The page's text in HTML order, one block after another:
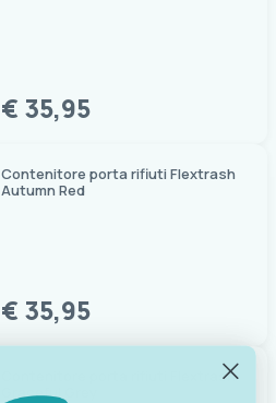
€ 35,95
Contenitore porta rifiuti Flextrash
Autumn Red
€ 35,95
Contenitore porta rifiuti Flextrash
Graceful Grey